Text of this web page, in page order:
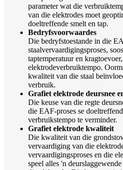
parameter wat die
van die elektrodes moet
doeltreffende smelt en tap.
Bedryfsvoorwaardes
Die bedryfstoestande in die
staalvervaardigingsproses,
taptemperatuur en
elektrodeverbruiktempo.
kwaliteit van die staal
verbruik.
Grafiet elektrode deursnee
Die keuse van die regte
die EAF-proses se
verbruikstempo te verminder.
Grafiet elektrode kwaliteit
Die kwaliteit van die
vervaardiging van die
vervaardigingsproses en die
speel alles 'n